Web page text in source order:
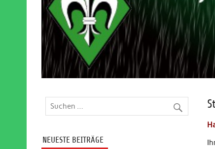
NEUESTE BEITRÄGE